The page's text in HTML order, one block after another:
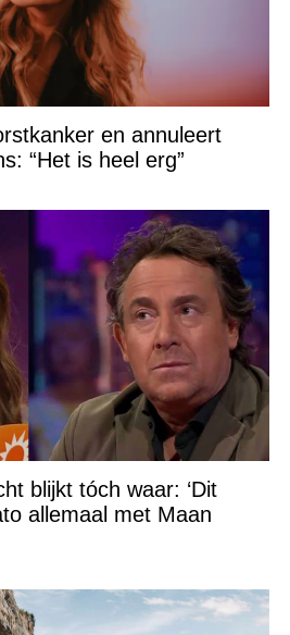
en annuleert
“Het is heel erg”
blijkt tóch waar: ‘Dit
allemaal met Maan